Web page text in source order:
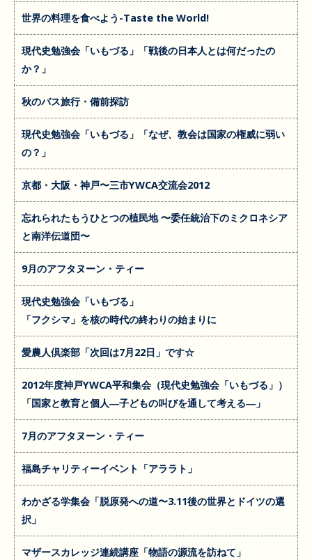
世界の料理を食べよう-Taste the World!
現代史勉強会「いもづる」「戦後の日本人とは何だったの
か？」
秋のバス旅行・備前探訪
現代史勉強会「いもづる」「なぜ、教会は国家の権威に弱い
の？」
京都・大阪・神戸〜三市YWCA交流会2012
忘れられたもうひとつの植民地 〜委任統治下のミクロネシア
と南洋伝道団〜
9月のアフタヌーン・ティー
現代史勉強会「いもづる」
「フクシマ」を核の時代の終わりの始まりに
愛農人倶楽部「次回は7月22日」です☆
2012年度神戸YWCA平和集会（現代史勉強会「いもづる」）
「国家と教育と個人―子どもの叫びを通して考える―」
7月のアフタヌーン・ティー
福島チャリティーイベント「アララト」
わかざる学集会「脱原発への道〜3.11後の世界とドイツの選
択」
マザースカレッジ連続講座「物語の源流を訪ねて」